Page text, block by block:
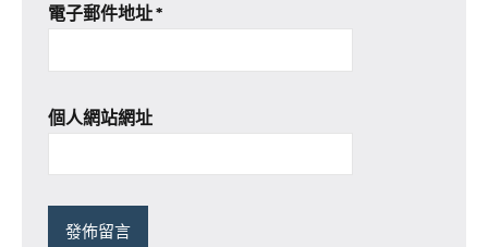
電子郵件地址*
個人網站網址